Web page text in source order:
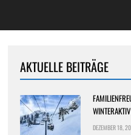
AKTUELLE BEITRÄGE
DEZEMBER 18,